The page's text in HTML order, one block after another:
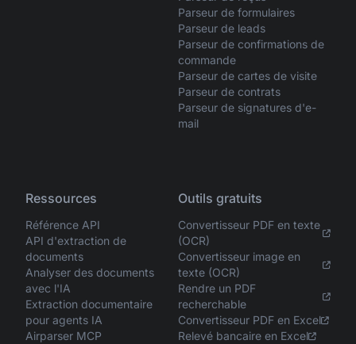
Parseur de formulaires
Parseur de leads
Parseur de confirmations de
commande
Parseur de cartes de visite
Parseur de contrats
Parseur de signatures d'e-
mail
Ressources
Référence API
API d'extraction de
documents
Analyser des documents
avec l'IA
Extraction documentaire
pour agents IA
Airparser MCP
Outils gratuits
Convertisseur PDF en texte
(OCR)
Convertisseur image en
texte (OCR)
Rendre un PDF
recherchable
Convertisseur PDF en Excel
Relevé bancaire en Excel